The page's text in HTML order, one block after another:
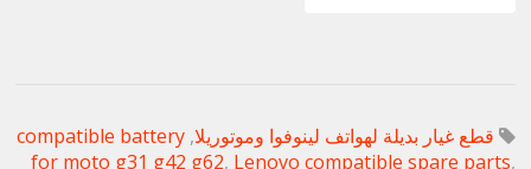
قطع غيار بديلة لهواتف لينوفوا وموتوريلا,
compatible battery
for moto g31 g42 g62, Lenovo compatible spare parts,